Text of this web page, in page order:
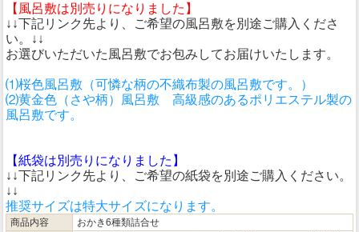
【風呂敷は別売りになりました】
↓↓下記リンク先より、ご希望の風呂敷を別途ご購入くださ
い。↓↓
お選びいただいた風呂敷でお包みしてお届けいたします。
⑴桜色風呂敷（可憐な柄の不織布製の風呂敷です。）
⑵黄金色（さや柄）風呂敷 高級感のあるポリエステル製の
風呂敷です。
【紙袋は別売りになりました】
↓↓下記リンク先より、ご希望の紙袋を別途ご購入ください。
↓↓
推奨サイズは特大サイズになります。
商品内容
おかき6種類詰合せ